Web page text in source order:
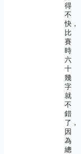
得
不
快，
比
賽
時
六
十
幾
字
就
不
錯
了，
因
為
總